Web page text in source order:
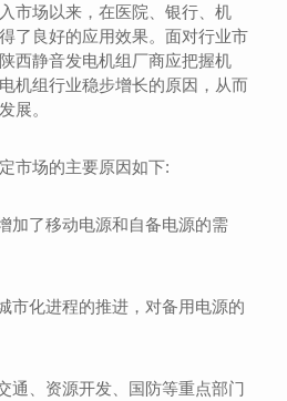
市场以来，在医院、银行、机
了良好的应用效果。面对行业市
西静音发电机组厂商应把握机
机组行业稳步增长的原因，从而
展。
市场的主要原因如下:
加了移动电源和自备电源的需
市化进程的推进，对备用电源的
通、资源开发、国防等重点部门